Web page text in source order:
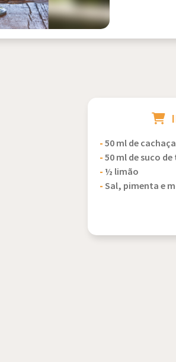
-50 ml de cachaça
-50 ml de suco
-½ limão
-Sal, pimenta e